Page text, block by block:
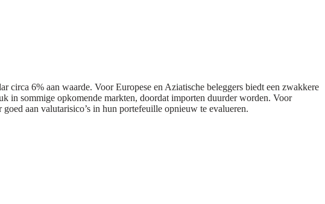
6% aan waarde. Voor Europese en Aziatische beleggers biedt een zwakkere
in sommige opkomende markten, doordat importen duurder worden. Voor
aan valutarisico’s in hun portefeuille opnieuw te evalueren.